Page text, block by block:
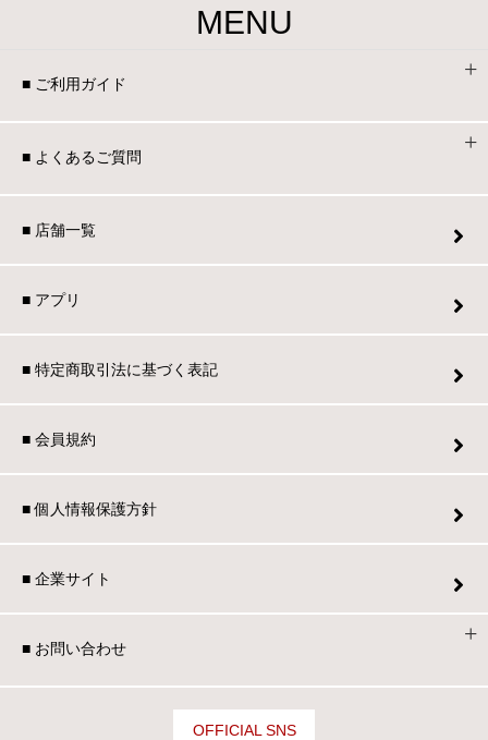
MENU
■ ご利用ガイド
■ よくあるご質問
■ 店舗一覧
■ アプリ
■ 特定商取引法に基づく表記
■ 会員規約
■ 個人情報保護方針
■ 企業サイト
■ お問い合わせ
OFFICIAL SNS